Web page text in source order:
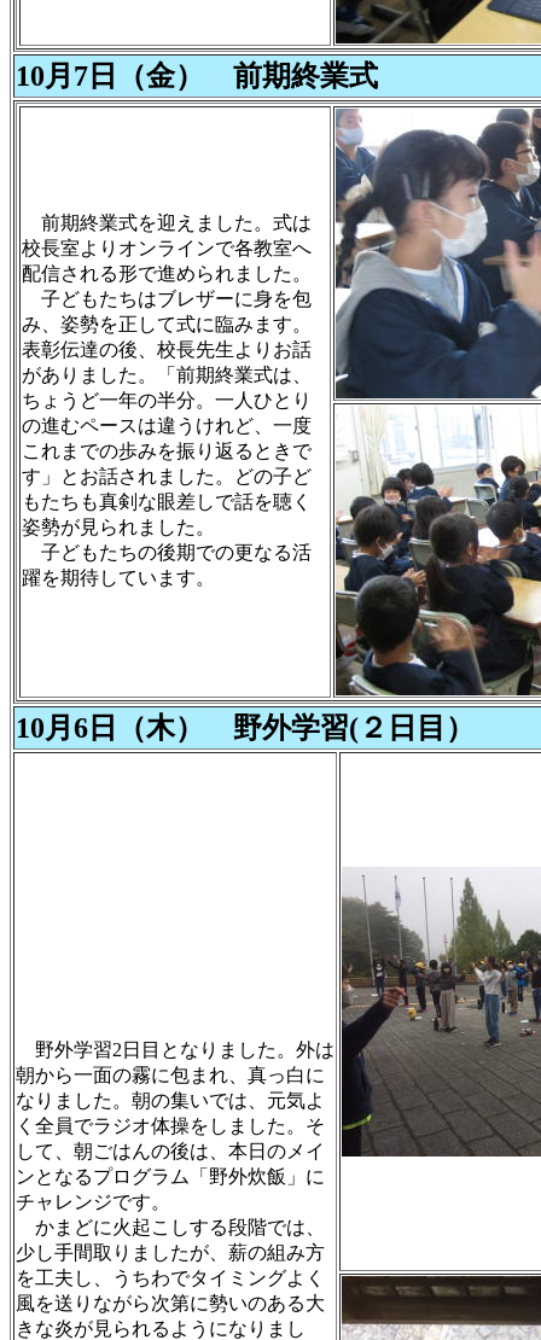
10月7日（金） 前期終業式
前期終業式を迎えました。式は
校長室よりオンラインで各教室へ
配信される形で進められました。
子どもたちはブレザーに身を包
み、姿勢を正して式に臨みます。
表彰伝達の後、校長先生よりお話
がありました。「前期終業式は、
ちょうど一年の半分。一人ひとり
の進むペースは違うけれど、一度
これまでの歩みを振り返るときで
す」とお話されました。どの子ど
もたちも真剣な眼差しで話を聴く
姿勢が見られました。
子どもたちの後期での更なる活
躍を期待しています。
10月6日（木） 野外学習(２日目）
野外学習2日目となりました。外は
朝から一面の霧に包まれ、真っ白に
なりました。朝の集いでは、元気よ
く全員でラジオ体操をしました。そ
して、朝ごはんの後は、本日のメイ
ンとなるプログラム「野外炊飯」に
チャレンジです。
かまどに火起こしする段階では、
少し手間取りましたが、薪の組み方
を工夫し、うちわでタイミングよく
風を送りながら次第に勢いのある大
きな炎が見られるようになりまし